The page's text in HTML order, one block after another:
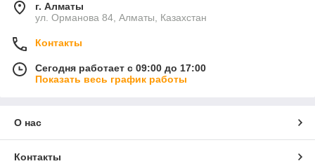
г. Алматы
ул. Орманова 84, Алматы, Казахстан
Контакты
Сегодня работает с 09:00 до 17:00
Показать весь график работы
О нас
Контакты